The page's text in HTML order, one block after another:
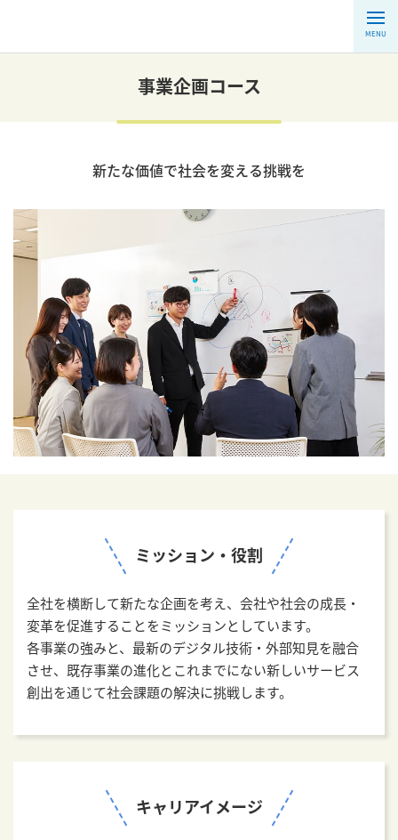
MENU
事業企画コース
新たな価値で社会を変える挑戦を
ミッション・役割
全社を横断して新たな企画を考え、会社や社会の成長・
変革を促進することをミッションとしています。
各事業の強みと、最新のデジタル技術・外部知見を融合
させ、既存事業の進化とこれまでにない新しいサービス
創出を通じて社会課題の解決に挑戦します。
キャリアイメージ